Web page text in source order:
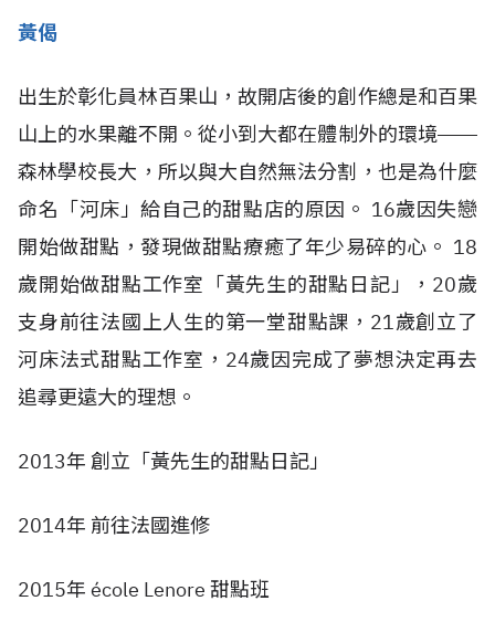
黃偈
出生於彰化員林百果山，故開店後的創作總是和百果
山上的水果離不開。從小到大都在體制外的環境――
森林學校長大，所以與大自然無法分割，也是為什麼
命名「河床」給自己的甜點店的原因。 16歲因失戀
開始做甜點，發現做甜點療癒了年少易碎的心。 18
歲開始做甜點工作室「黃先生的甜點日記」，20歲
支身前往法國上人生的第一堂甜點課，21歲創立了
河床法式甜點工作室，24歲因完成了夢想決定再去
追尋更遠大的理想。
2013年 創立「黃先生的甜點日記」
2014年 前往法國進修
2015年 école Lenore 甜點班